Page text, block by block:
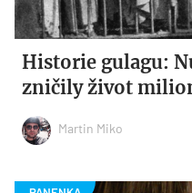
Historie gulagu:
zničily život
Martin Miko